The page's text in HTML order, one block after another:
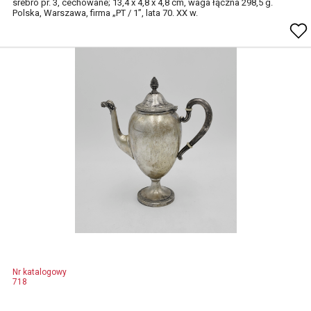
srebro pr. 3, cechowane; 13,4 x 4,8 x 4,8 cm, waga łączna 298,5 g.
Polska, Warszawa, firma „PT / 1”, lata 70. XX w.
Nr katalogowy
718